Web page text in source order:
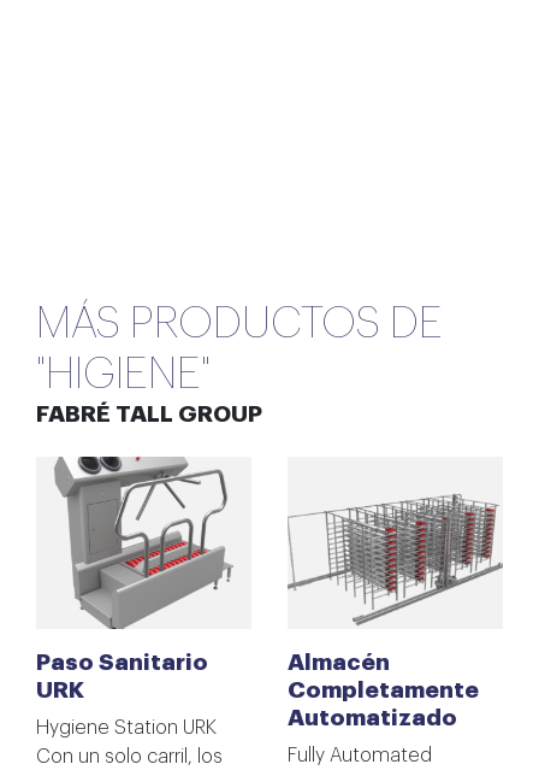
MÁS PRODUCTOS DE
"HIGIENE"
FABRÉ TALL GROUP
Paso Sanitario
URK
Hygiene Station URK
Con un solo carril, los
Almacén
Completamente
Automatizado
Fully Automated